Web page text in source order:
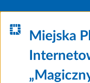
Miejska